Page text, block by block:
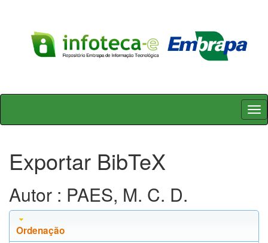
Skip
Exportar BibTeX
Autor : PAES, M. C. D.
Ordenação